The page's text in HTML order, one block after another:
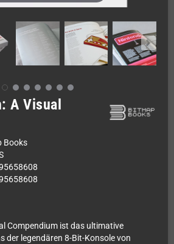
A Visual
Books
Compendium ist das ultimative
der legendären 8-Bit-Konsole von